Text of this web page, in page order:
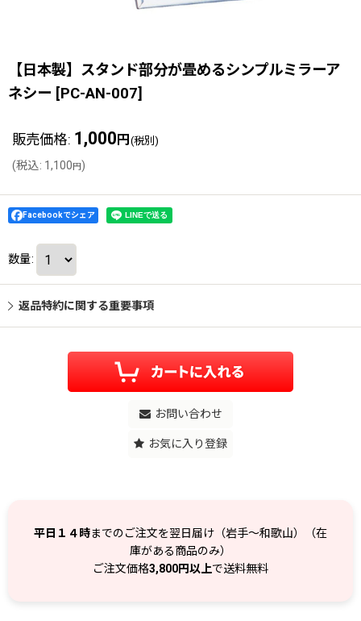
【日本製】スタンド部分が畳めるシンプルミラーア
ネシー [PC-AN-007]
販売価格: 1,000 円 (税別)
(税込: 1,100円)
Facebookでシェア
数量:
返品特約に関する重要事項
お問い合わせ
お気に入り登録
平日１４時までのご注文を翌日届け（岩手～和歌山）（在
庫がある商品のみ）
ご注文価格3,800円以上で送料無料